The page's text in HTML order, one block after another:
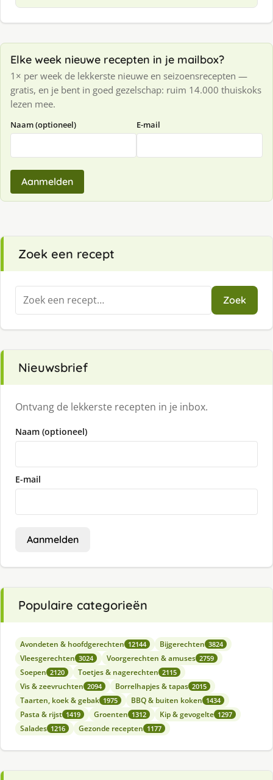
Elke week nieuwe recepten in je mailbox?
1× per week de lekkerste nieuwe en seizoensrecepten —
gratis, en je bent in goed gezelschap: ruim 14.000 thuiskoks
lezen mee.
Naam (optioneel) E-mail
Aanmelden
Zoek een recept
Zoeken
naar:
Zoek
Nieuwsbrief
Ontvang de lekkerste recepten in je inbox.
Naam (optioneel)
E-mail
Aanmelden
Populaire categorieën
Avondeten & hoofdgerechten 12144 Bijgerechten 3824
Vleesgerechten 3024 Voorgerechten & amuses 2759
Soepen 2120 Toetjes & nagerechten 2115
Vis & zeevruchten 2094 Borrelhapjes & tapas 2015
Taarten, koek & gebak 1975 BBQ & buiten koken 1434
Pasta & rijst 1419 Groenten 1312 Kip & gevogelte 1297
Salades 1216 Gezonde recepten 1177